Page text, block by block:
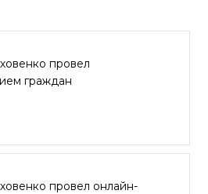
провел
граждан
провел онлайн-